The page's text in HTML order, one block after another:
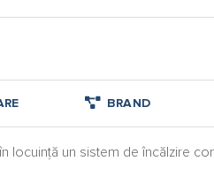
BRAND
locuință un sistem de încălzire